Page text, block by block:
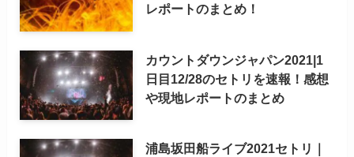
レポートのまとめ！
カウントダウンジャパン2021|1
日目12/28のセトリを速報！感想
や現地レポートのまとめ
浦島坂田船ライブ2021セトリ｜